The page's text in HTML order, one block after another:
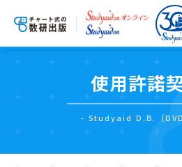
使用許諾
- Studyaid D.B.（